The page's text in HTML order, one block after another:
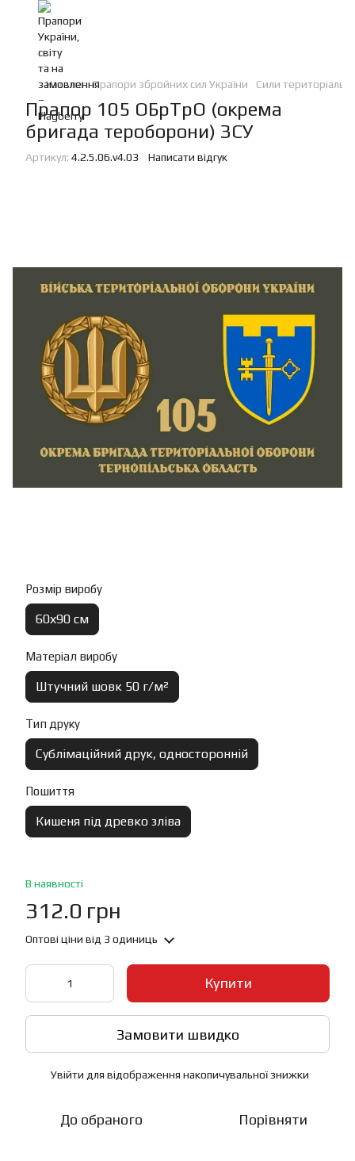
Каталог Прапори збройних сил України Сили
Прапор 105 ОБрТрО (окрема
бригада тероборони) ЗСУ
Артикул: 4.2.5.06.v4.03 Написати відгук
Розмір виробу
60х90 см
Матеріал виробу
Штучний шовк 50 г/м²
Тип друку
Сублімаційний друк, односторонній
Пошиття
Кишеня під древко зліва
В наявності
312.0 грн
Оптові ціни від 3 одиниць
Купити
Замовити швидко
Увійти для відображення накопичувальної знижки
До обраного Порівняти